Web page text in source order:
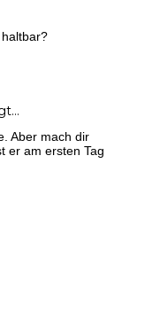
Aber mach dir
er am ersten Tag